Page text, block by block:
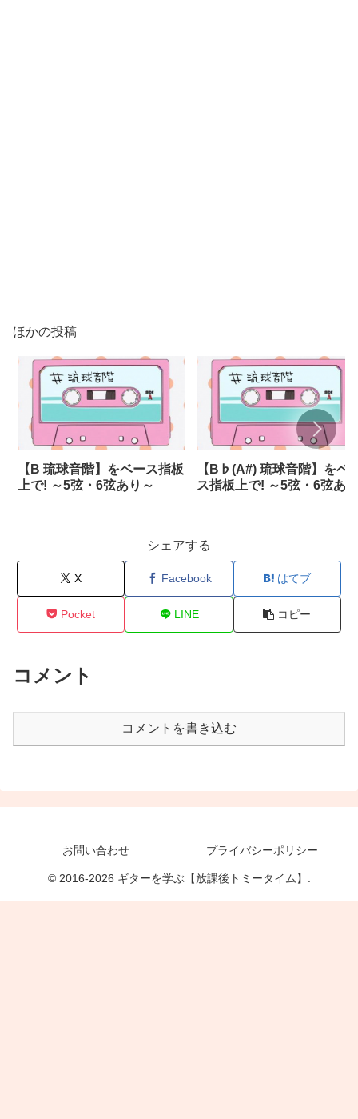
ほかの投稿
【B 琉球音階】をベース指板
上で! ～5弦・6弦あり～
【B♭(A#) 琉球音階】をベ
ス指板上で! ～5弦・6弦あり
シェアする
X Facebook はてブ
Pocket LINE コピー
コメント
コメントを書き込む
お問い合わせ プライバシーポリシー
© 2016-2026 ギターを学ぶ【放課後トミータイム】.